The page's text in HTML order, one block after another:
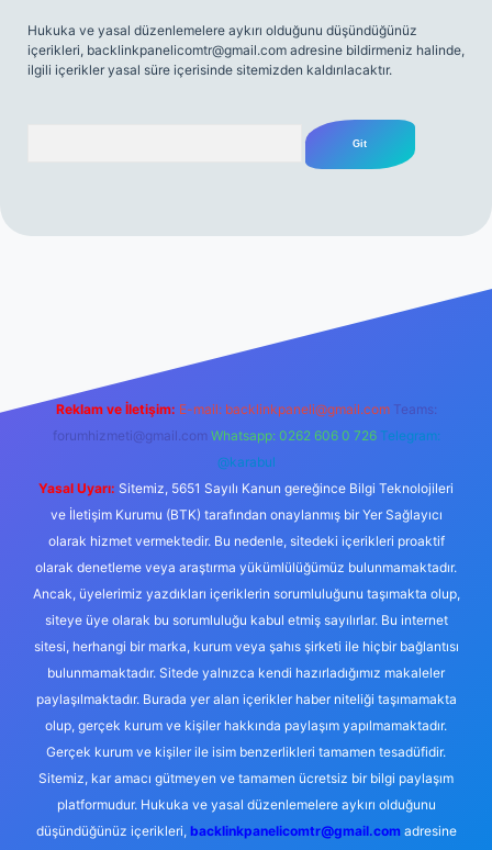
Hukuka ve yasal düzenlemelere aykırı olduğunu düşündüğünüz
içerikleri, backlinkpanelicomtr@gmail.com adresine bildirmeniz halinde,
ilgili içerikler yasal süre içerisinde sitemizden kaldırılacaktır.
Reklam ve İletişim: E-mail: backlinkpaneli@gmail.com Teams:
forumhizmeti@gmail.com Whatsapp: 0262 606 0 726 Telegram:
@karabul
Yasal Uyarı: Sitemiz, 5651 Sayılı Kanun gereğince Bilgi Teknolojileri
ve İletişim Kurumu (BTK) tarafından onaylanmış bir Yer Sağlayıcı
olarak hizmet vermektedir. Bu nedenle, sitedeki içerikleri proaktif
olarak denetleme veya araştırma yükümlülüğümüz bulunmamaktadır.
Ancak, üyelerimiz yazdıkları içeriklerin sorumluluğunu taşımakta olup,
siteye üye olarak bu sorumluluğu kabul etmiş sayılırlar. Bu internet
sitesi, herhangi bir marka, kurum veya şahıs şirketi ile hiçbir bağlantısı
bulunmamaktadır. Sitede yalnızca kendi hazırladığımız makaleler
paylaşılmaktadır. Burada yer alan içerikler haber niteliği taşımamakta
olup, gerçek kurum ve kişiler hakkında paylaşım yapılmamaktadır.
Gerçek kurum ve kişiler ile isim benzerlikleri tamamen tesadüfidir.
Sitemiz, kar amacı gütmeyen ve tamamen ücretsiz bir bilgi paylaşım
platformudur. Hukuka ve yasal düzenlemelere aykırı olduğunu
düşündüğünüz içerikleri, backlinkpanelicomtr@gmail.comadresine